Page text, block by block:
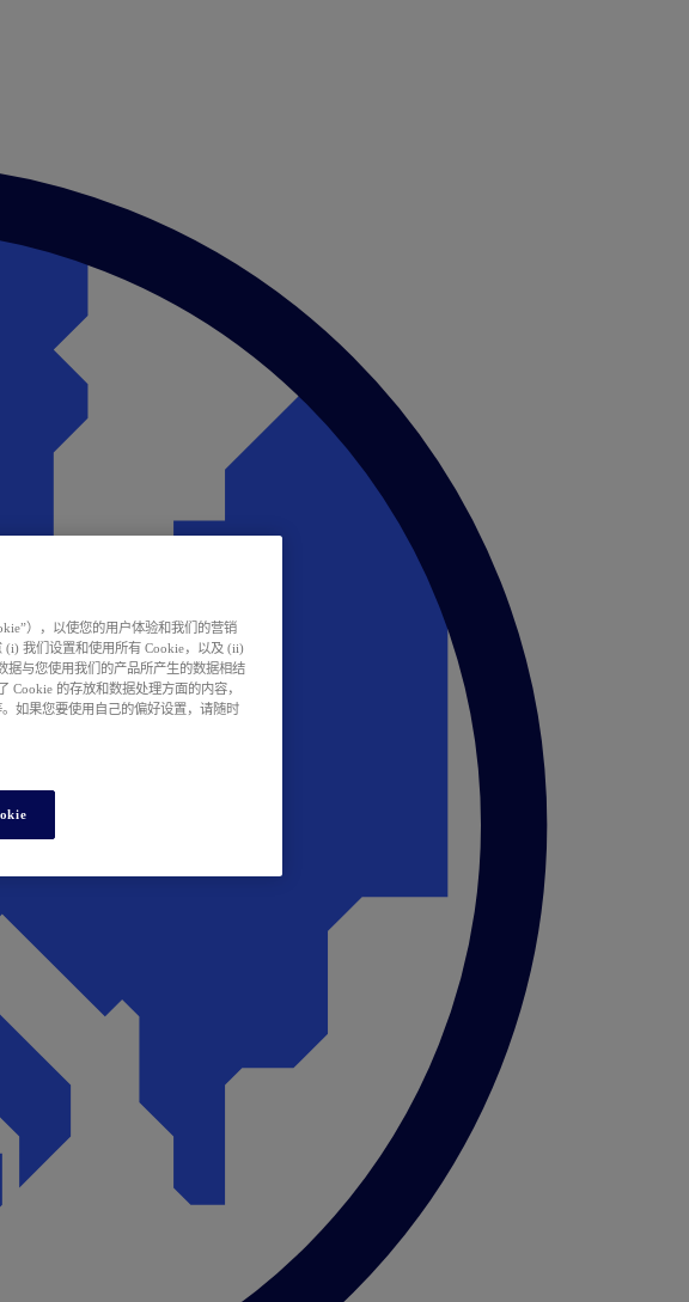
），以使您的用户体验和我们的营销
(i) 我们设置和使用所有 Cookie，以及 (ii)
据与您使用我们的产品所产生的数据相结
Cookie 的存放和数据处理方面的内容，
如果您要使用自己的偏好设置，请随时